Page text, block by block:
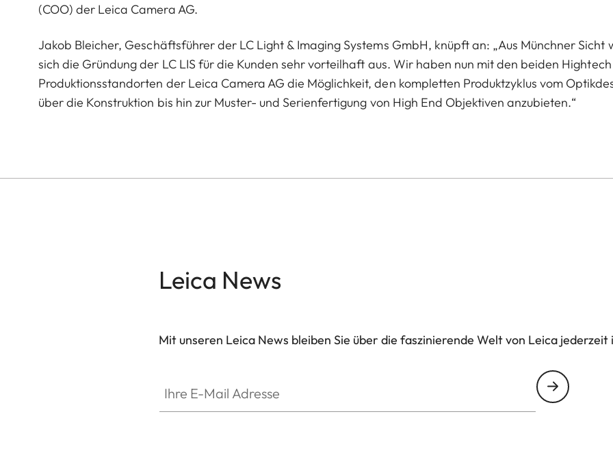
(COO) der Leica Camera AG.
Jakob Bleicher, Geschäftsführer der LC Light & Imaging Systems GmbH, knüpft an: „Aus Münchner Sicht
sich die Gründung der LC LIS für die Kunden sehr vorteilhaft aus. Wir haben nun mit den beiden Hightech
Produktionsstandorten der Leica Camera AG die Möglichkeit, den kompletten Produktzyklus vom
über die Konstruktion bis hin zur Muster- und Serienfertigung von High End Objektiven anzubieten.“
Leica News
Mit unseren Leica News bleiben Sie über die faszinierende Welt von Leica